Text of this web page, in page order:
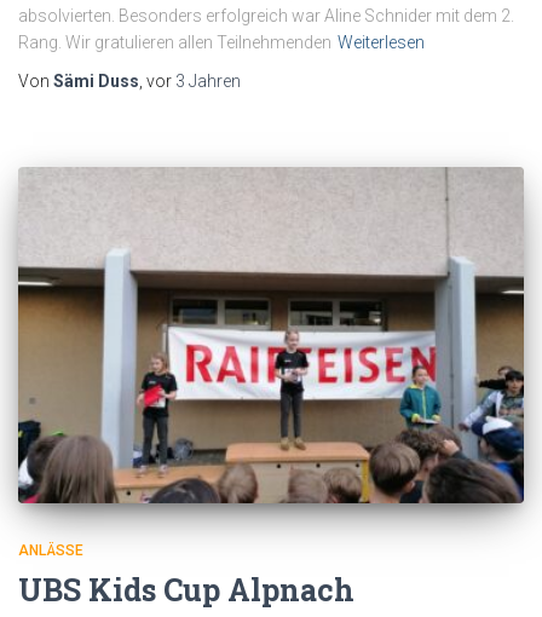
absolvierten. Besonders erfolgreich war Aline Schnider mit dem 2.
Rang. Wir gratulieren allen Teilnehmenden Weiterlesen
Von Sämi Duss , vor 3 Jahren
ANLÄSSE
UBS Kids Cup Alpnach